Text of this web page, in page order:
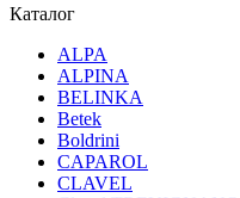
Каталог
ALPA
ALPINA
BELINKA
Betek
Boldrini
CAPAROL
CLAVEL